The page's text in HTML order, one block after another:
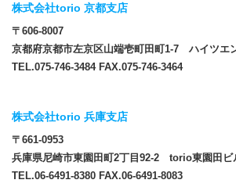
株式会社torio 京都支店
〒606-8007
京都府京都市左京区山端壱町田町1-7 ハイツエ
TEL.075-746-3484 FAX.075-746-3464
株式会社torio 兵庫支店
〒661-0953
兵庫県尼崎市東園田町2丁目92-2 torio東園田ビ
TEL.06-6491-8380 FAX.06-6491-8083